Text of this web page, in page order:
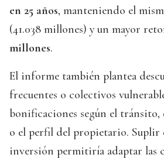
en 25 años, manteniendo el
(41.038 millones) y un mayor
millones.
El informe también plantea
frecuentes o colectivos
bonificaciones según el
o el perfil del propietario. Suplir
inversión permitiría adaptar las